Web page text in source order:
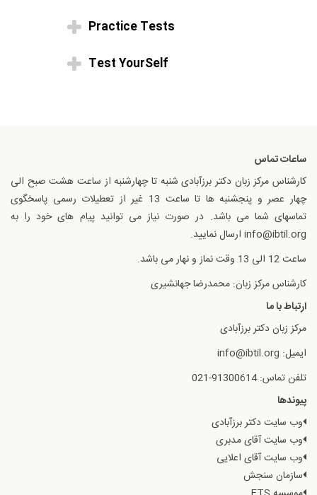
Practice Tests
Test YourSelf
ساعات تماس
کارشناس مرکز زبان دکتر برزآبادی شنبه تا چهارشنبه از ساعت هشت صبح الی
چهار عصر و پنجشنبه ها تا ساعت 13 غیر از تعطیلات رسمی پاسخگوی
تماسهای شما می باشد. در صورت نیاز می توانید پیام های خود را به
info@ibtil.org ارسال نمایید.
ساعت 12 الی 13 وقت نماز و نهار می باشد.
کارشناس مرکز زبان: محمدرضا جهانشیری
ارتباط با ما
مرکز زبان دکتر برزآبادی
ایمیل: info@ibtil.org
تلفن تماس: 91300614-021
پیوندها
وب سایت دکتر برزآبادی
وب سایت آقای مدبری
وب سایت آقای اعلایی
سازمان سنجش